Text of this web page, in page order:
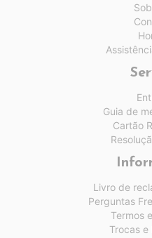
Guia de
Cartão
Livro de
Perguntas
Termos
Trocas e